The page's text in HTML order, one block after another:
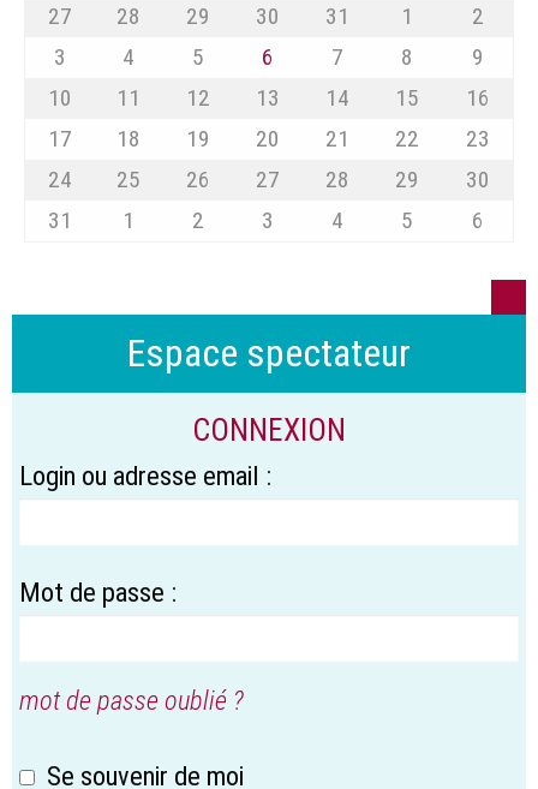
27
28 29 30 31 1
2
3
4 5 6 7 8
9
10
11 12 13 14 15
16
17
18 19 20 21 22
23
24
25 26 27 28 29
30
31
1 2 3 4 5 6
Espace spectateur
CONNEXION
Login ou adresse email :
Mot de passe :
mot de passe oublié ?
Se souvenir de moi